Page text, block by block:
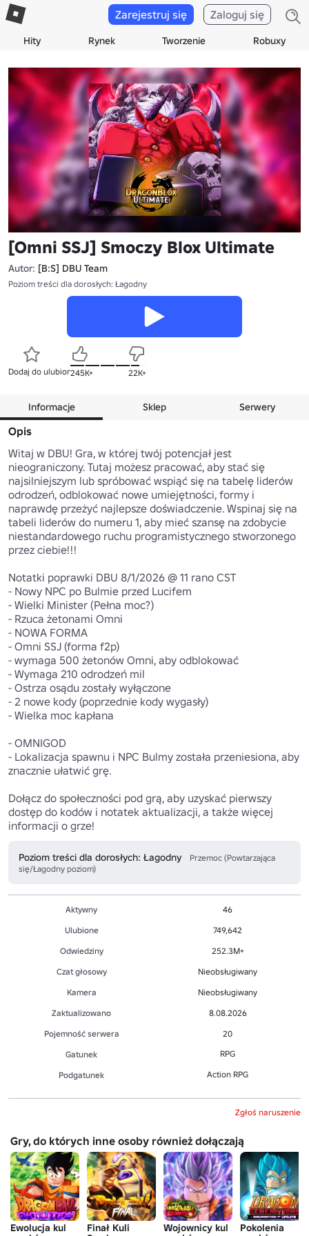
Hity Rynek Tworzenie Robuxy
Zarejestruj się Zaloguj się
[Omni SSJ] Smoczy Blox Ultimate
Autor: [B:S] DBU Team
Poziom treści dla dorosłych: Łagodny
Dodaj do ulubionych
245K+ 22K+
Informacje Sklep Serwery
Opis
Witaj w DBU! Gra, w której twój potencjał jest
nieograniczony. Tutaj możesz pracować, aby stać się
najsilniejszym lub spróbować wspiąć się na tabelę liderów
odrodzeń, odblokować nowe umiejętności, formy i
naprawdę przeżyć najlepsze doświadczenie. Wspinaj się na
tabeli liderów do numeru 1, aby mieć szansę na zdobycie
niestandardowego ruchu programistycznego stworzonego
przez ciebie!!!
Notatki poprawki DBU 8/1/2026 @ 11 rano CST
- Nowy NPC po Bulmie przed Lucifem
- Wielki Minister (Pełna moc?)
- Rzuca żetonami Omni
- NOWA FORMA
- Omni SSJ (forma f2p)
- wymaga 500 żetonów Omni, aby odblokować
- Wymaga 210 odrodzeń mil
- Ostrza osądu zostały wyłączone
- 2 nowe kody (poprzednie kody wygasły)
- Wielka moc kapłana
- OMNIGOD
- Lokalizacja spawnu i NPC Bulmy została przeniesiona, aby
znacznie ułatwić grę.
Dołącz do społeczności pod grą, aby uzyskać pierwszy
dostęp do kodów i notatek aktualizacji, a także więcej
informacji o grze!
Poziom treści dla dorosłych: Łagodny
Przemoc (Powtarzająca
się/Łagodny poziom)
Aktywny
46
Ulubione
749,642
Odwiedziny
252.3M+
Czat głosowy
Nieobsługiwany
Kamera
Nieobsługiwany
Zaktualizowano
8.08.2026
Pojemność serwera
20
Gatunek
RPG
Podgatunek Action RPG
Zgłoś naruszenie
Gry, do których inne osoby również dołączają
Ewolucja kul
Finał Kuli
Wojownicy kul
Pokolenia